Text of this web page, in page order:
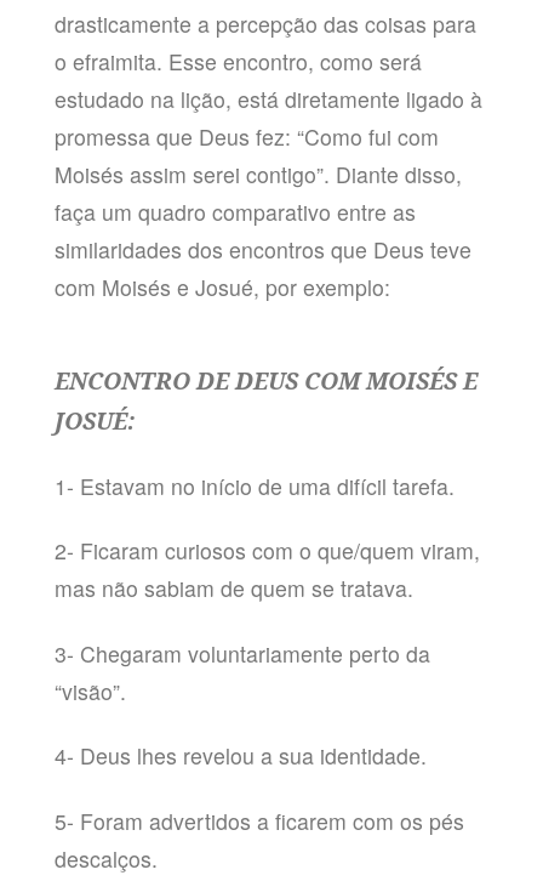
drasticamente a percepção das coisas para
o efraimita. Esse encontro, como será
estudado na lição, está diretamente ligado à
promessa que Deus fez: “Como fui com
Moisés assim serei contigo”. Diante disso,
faça um quadro comparativo entre as
similaridades dos encontros que Deus teve
com Moisés e Josué, por exemplo:
ENCONTRO DE DEUS COM MOISÉS E
JOSUÉ:
1- Estavam no início de uma difícil tarefa.
2- Ficaram curiosos com o que/quem viram,
mas não sabiam de quem se tratava.
3- Chegaram voluntariamente perto da
“visão”.
4- Deus lhes revelou a sua identidade.
5- Foram advertidos a ficarem com os pés
descalços.